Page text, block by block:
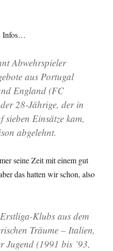
Infos…
Abwehrspieler
aus Portugal
England (FC
28-Jährige, der in
Einsätze kam,
abgelehnt.
seine Zeit mit einem gut
das hatten wir schon, also
Klubs aus dem
Träume – Italien,
Jugend (1991 bis ’93,